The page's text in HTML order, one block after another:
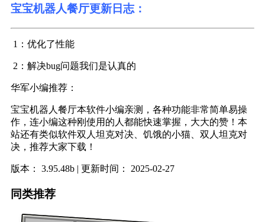
宝宝机器人餐厅更新日志：
1：优化了性能
2：解决bug问题我们是认真的
华军小编推荐：
宝宝机器人餐厅本软件小编亲测，各种功能非常简单易操
作，连小编这种刚使用的人都能快速掌握，大大的赞！本
站还有类似软件双人坦克对决、饥饿的小猫、双人坦克对
决，推荐大家下载！
版本： 3.95.48b | 更新时间： 2025-02-27
同类推荐